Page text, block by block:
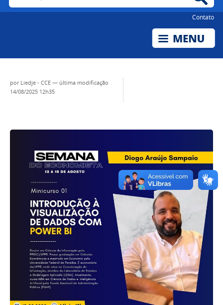
Contato
por Liedje - CCE — última modificação
14/08/2025 12h35